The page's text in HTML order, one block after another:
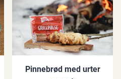
Pinnebrød med urter